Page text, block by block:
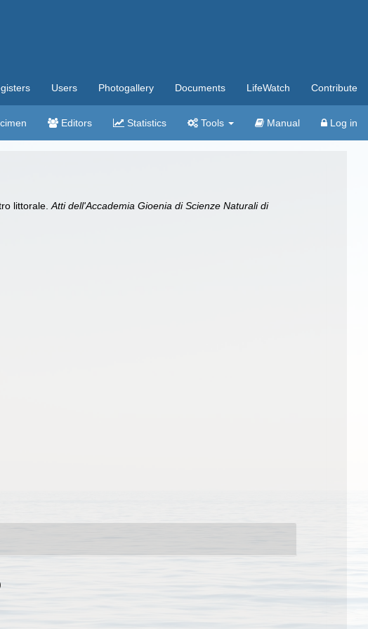
Users Photogallery Documents LifeWatch Contribute
Editors Statistics Tools Manual Log in
littorale.Atti dell'Accademia Gioenia di Scienze Naturali di